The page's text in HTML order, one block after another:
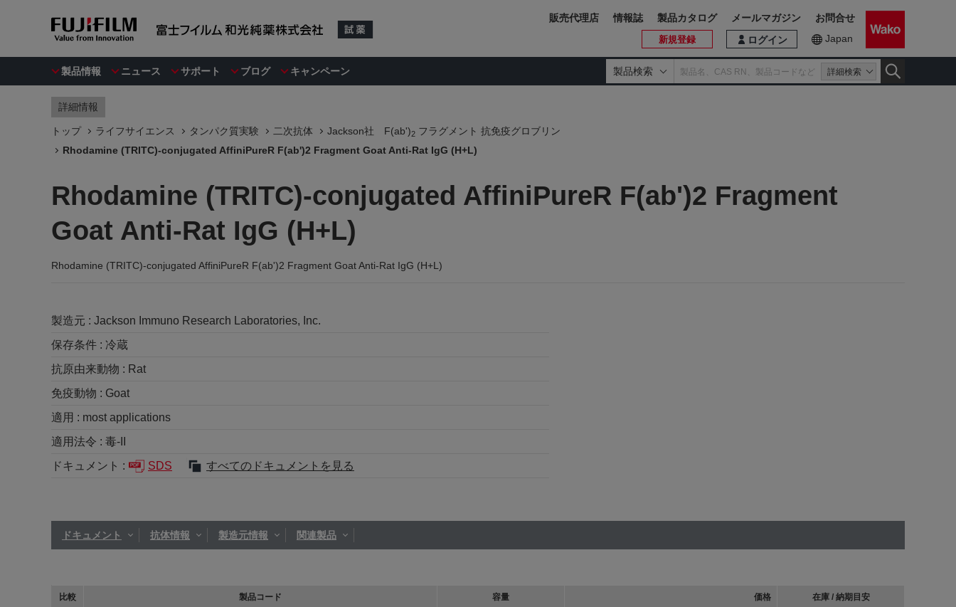
製品情報 ニュース サポート ブログ キャンペーン 製品検索 詳細検索
ログイン
新規登録 Japan
販売代理店 情報誌 製品カタログ メールマガジン お問合せ
詳細情報
トップ ライフサイエンス タンパク質実験 二次抗体 Jackson社 F(ab')2 フラグメント 抗免疫グロブリン
Rhodamine (TRITC)-conjugated AffiniPureR F(ab')2 Fragment Goat Anti-Rat IgG (H+L)
Rhodamine (TRITC)-conjugated AffiniPureR F(ab')2 Fragment
Goat Anti-Rat IgG (H+L)
Rhodamine (TRITC)-conjugated AffiniPureR F(ab')2 Fragment Goat Anti-Rat IgG (H+L)
製造元 : Jackson Immuno Research Laboratories, Inc.
保存条件 : 冷蔵
抗原由来動物 : Rat
免疫動物 : Goat
適用 : most applications
適用法令 : 毒-II
ドキュメント :
SDS すべてのドキュメントを見る
ドキュメント 抗体情報 製造元情報 関連製品
比較 製品コード 容量 価格 在庫 / 納期目安